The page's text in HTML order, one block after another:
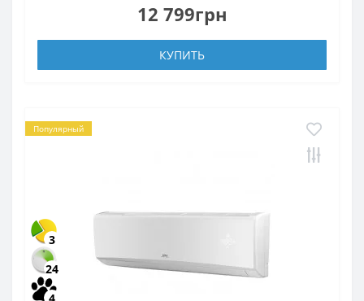
12 799грн
КУПИТЬ
Популярный
3
24
4